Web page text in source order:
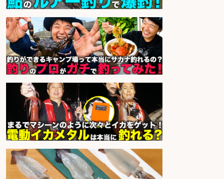
和食, 居酒屋/調理見習い・調理補助/
新鮮な魚料理×おでんの和食居酒屋
の若手スタッフ
会社名 サカナのハチベエ 矢場町店
sponsored by 求人ボックス
レジ打ち/日払いOK/おさかなの三枚
おろし/新潟県/小千谷市
会社名 株式会社G&G
sponsored by 求人ボックス
営業事務/「大津市」釣り具メーカ
ーの物流事務・営業アシスタント/